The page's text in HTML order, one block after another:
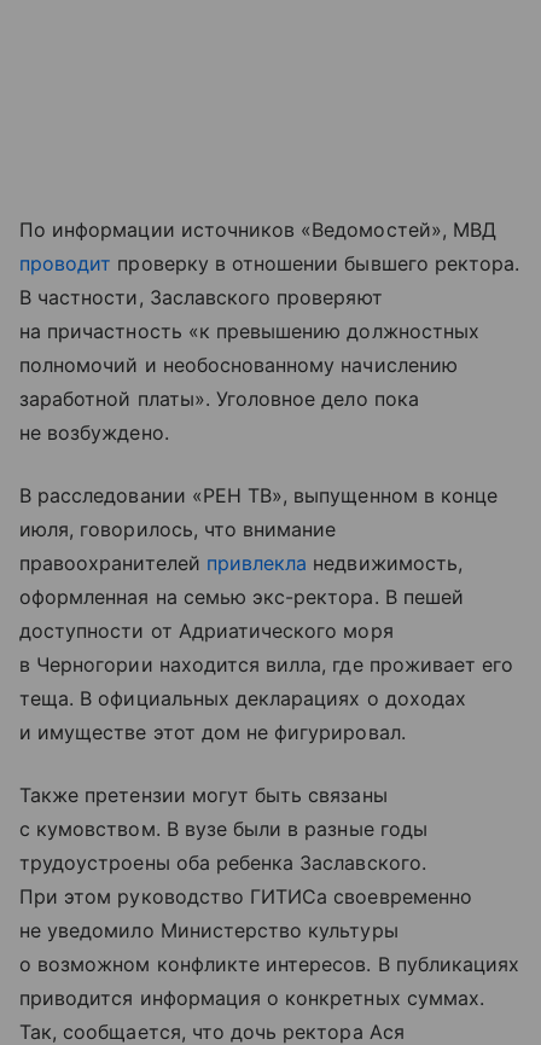
По информации источников «Ведомостей», МВД
проводит проверку в отношении бывшего ректора.
В частности, Заславского проверяют
на причастность «к превышению должностных
полномочий и необоснованному начислению
заработной платы». Уголовное дело пока
не возбуждено.
В расследовании «РЕН ТВ», выпущенном в конце
июля, говорилось, что внимание
правоохранителей привлекла недвижимость,
оформленная на семью экс-ректора. В пешей
доступности от Адриатического моря
в Черногории находится вилла, где проживает его
теща. В официальных декларациях о доходах
и имуществе этот дом не фигурировал.
Также претензии могут быть связаны
с кумовством. В вузе были в разные годы
трудоустроены оба ребенка Заславского.
При этом руководство ГИТИСа своевременно
не уведомило Министерство культуры
о возможном конфликте интересов. В публикациях
приводится информация о конкретных суммах.
Так, сообщается, что дочь ректора Ася